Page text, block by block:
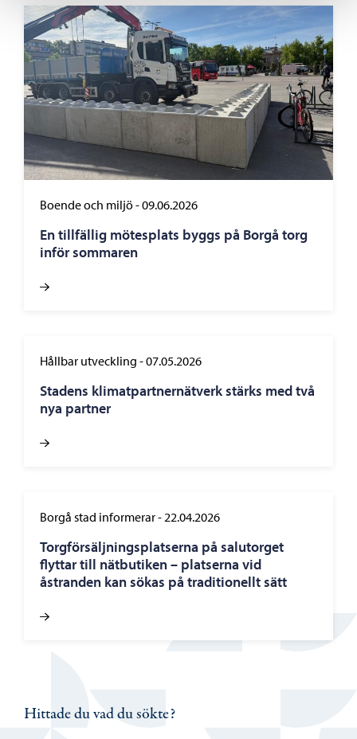
Boende och miljö-09.06.2026
En tillfällig mötesplats byggs på Borgå torg
inför sommaren
Hållbar utveckling -07.05.2026
Stadens klimatpartnernätverk stärks med två
nya partner
Borgå stad informerar- 22.04.2026
Torgförsäljningsplatserna på salutorget
flyttar till nätbutiken – platserna vid
åstranden kan sökas på traditionellt sätt
Hittade du vad du sökte?